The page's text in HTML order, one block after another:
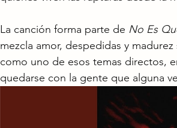
La canción forma parte de No Es
mezcla amor, despedidas y
como uno de esos temas directos,
quedarse con la gente que alguna